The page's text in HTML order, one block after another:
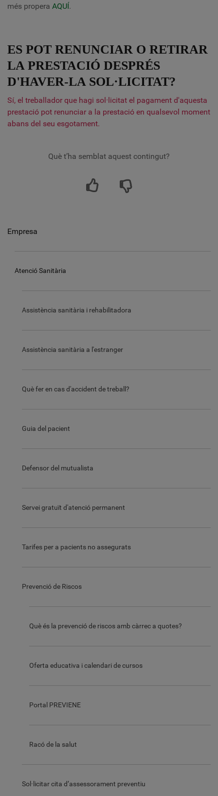
més propera AQUÍ.
ES POT RENUNCIAR O RETIRAR
LA PRESTACIÓ DESPRÉS
D'HAVER-LA SOL·LICITAT?
Sí, el treballador que hagi sol·licitat el pagament d'aquesta
prestació pot renunciar a la prestació en qualsevol moment
abans del seu esgotament.
Què t’ha semblat aquest contingut?
Empresa
Atenció Sanitària
Assistència sanitària i rehabilitadora
Assistència sanitària a l'estranger
Què fer en cas d'accident de treball?
Guia del pacient
Defensor del mutualista
Servei gratuït d'atenció permanent
Tarifes per a pacients no assegurats
Prevenció de Riscos
Què és la prevenció de riscos amb càrrec a quotes?
Oferta educativa i calendari de cursos
Portal PREVIENE
Racó de la salut
Sol·licitar cita d’assessorament preventiu